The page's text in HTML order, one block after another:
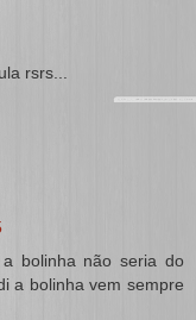
rsrs...
bolinha não seria do
a bolinha vem sempre